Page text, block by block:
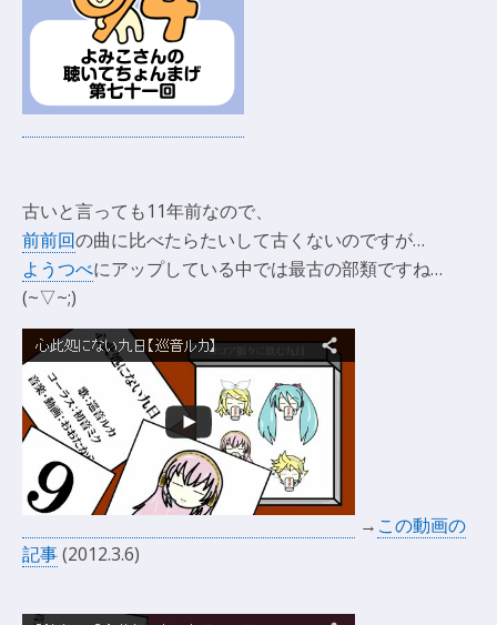
古いと言っても11年前なので、
前前回の曲に比べたらたいして古くないのですが…
ようつべにアップしている中では最古の部類ですね…
(~▽~;)
→ この動画の
記事(2012.3.6)